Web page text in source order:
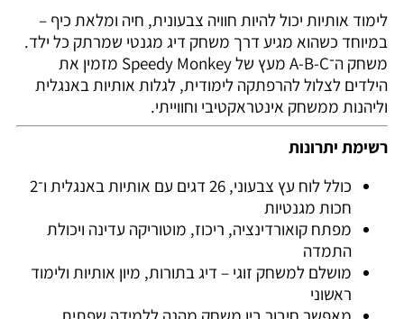
לימוד אותיות יכול להיות חוויה צבעונית, חיה ומלאת כיף –
במיוחד כשהוא מגיע דרך משחק דיג מגנטי שמרתק כל ילד.
משחק ה־A-B-C מעץ של Speedy Monkey מזמין את
הילדים לצלול להרפתקה לימודית, לגלות אותיות באנגלית
וליהנות ממשחק אינטראקטיבי וחווייתי.
רשימת יתרונות
כולל לוח עץ צבעוני, 26 דגים עם אותיות באנגלית ו־2
חכות מגנטיות
מפתח קואורדינציה, ריכוז, מוטוריקה עדינה ויכולת
התמדה
מושלם למשחק זוגי – דיג בתורות, מיון אותיות ולימוד
ראשוני